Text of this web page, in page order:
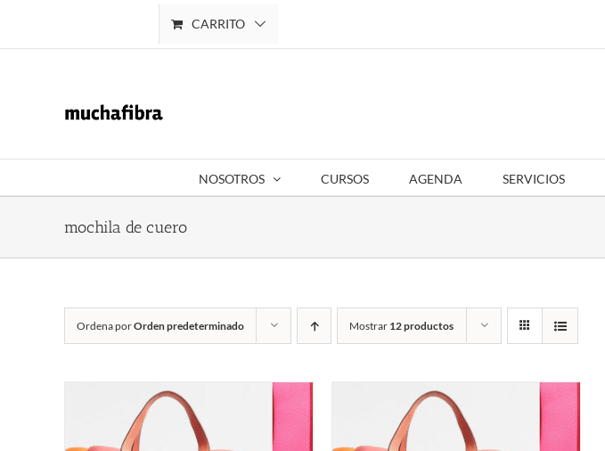
CARRITO
NOSOTROS CURSOS AGENDA SERVICIOS
mochila de cuero
Ordena porOrden predeterminado Mostrar 12 productos